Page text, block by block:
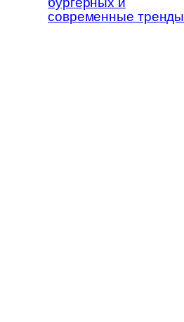
современные тренды